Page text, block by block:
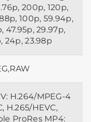
200p, 120p,
100p, 59.94p,
47.95p, 29.97p,
24p, 23.98p
H.264/MPEG-4
H.265/HEVC,
ProRes MP4: